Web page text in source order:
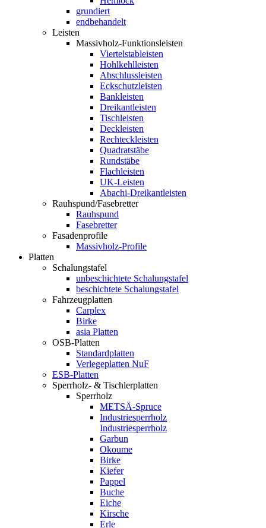
grundiert
endbehandelt
Leisten
Massivholz-Funktionsleisten
Viertelstableisten
Hohlkehlleisten
Abschlussleisten
Eckschutzleisten
Bankleisten
Dreikantleisten
Tischleisten
Deckleisten
Rechteckleisten
Quadratstäbe
Rundstäbe
Flachleisten
UK-Leisten
Abachi-Dreikantleisten
Rauhspund/Fasebretter
Rauhspund
Fasebretter
Fasadenprofile
Massivholz-Profile
Platten
Schalungstafel
unbeschichtete Schalungstafel
beschichtete Schalungstafel
Fahrzeugplatten
Carplex
Birke
asia Platten
OSB-Platten
Standardplatten
Verlegeplatten NuF
ESB-Platten
Sperrholz- & Tischlerplatten
Sperrholz
METSÄ-Spruce
Industriesperrholz
Industriesperrholz
Garbun
Okoume
Birke
Kiefer
Pappel
Buche
Eiche
Kirsche
Erle